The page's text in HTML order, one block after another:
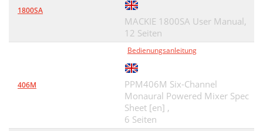
1800SA
MACKIE 1800SA User Manual,
12 Seiten
406M
Bedienungsanleitung
PPM406M Six-Channel
Monaural Powered Mixer Spec
Sheet [en] ,
6 Seiten